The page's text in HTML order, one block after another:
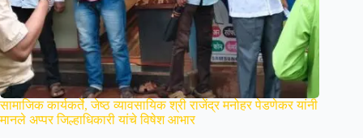
सामाजिक कार्यकर्ते, जेष्ठ व्यावसायिक श्री राजेंद्र मनोहर पेडणेकर यांनी
मानले अप्पर जिल्हाधिकारी यांचे विषेश आभार